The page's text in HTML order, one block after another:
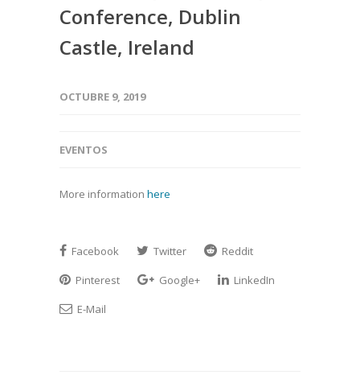
Conference, Dublin
Castle, Ireland
OCTUBRE 9, 2019
EVENTOS
More information here
Facebook Twitter
Reddit
Pinterest
Google+
LinkedIn
E-Mail